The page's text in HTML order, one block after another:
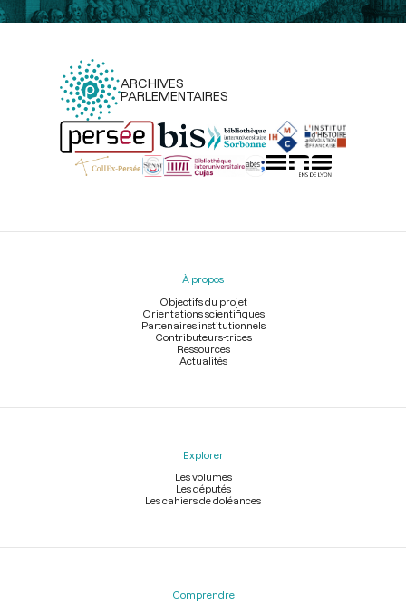
ARCHIVES
PARLEMENTAIRES
Menu
À propos
Objectifs du projet
Orientations scientifiques
Partenaires institutionnels
Contributeurs-trices
Ressources
Actualités
Explorer
Les volumes
Les députés
Les cahiers de doléances
Comprendre